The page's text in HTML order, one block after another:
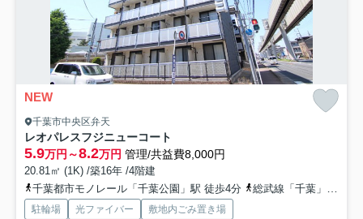
NEW
千葉市中央区弁天
レオパレスフジニューコート
5.9万円～8.2万円 管理/共益費8,000円
20.81㎡ (1K) /築16年 /4階建
千葉都市モノレール「千葉公園」駅 徒歩4分
総武線「千葉」駅 徒歩16分
駐輪場 光ファイバー 敷地内ごみ置き場